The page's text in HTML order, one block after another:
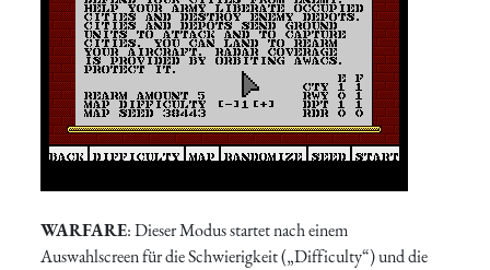
WARFARE: Dieser Modus startet nach einem
Auswahlscreen für die Schwierigkeit („Difficulty“) und die